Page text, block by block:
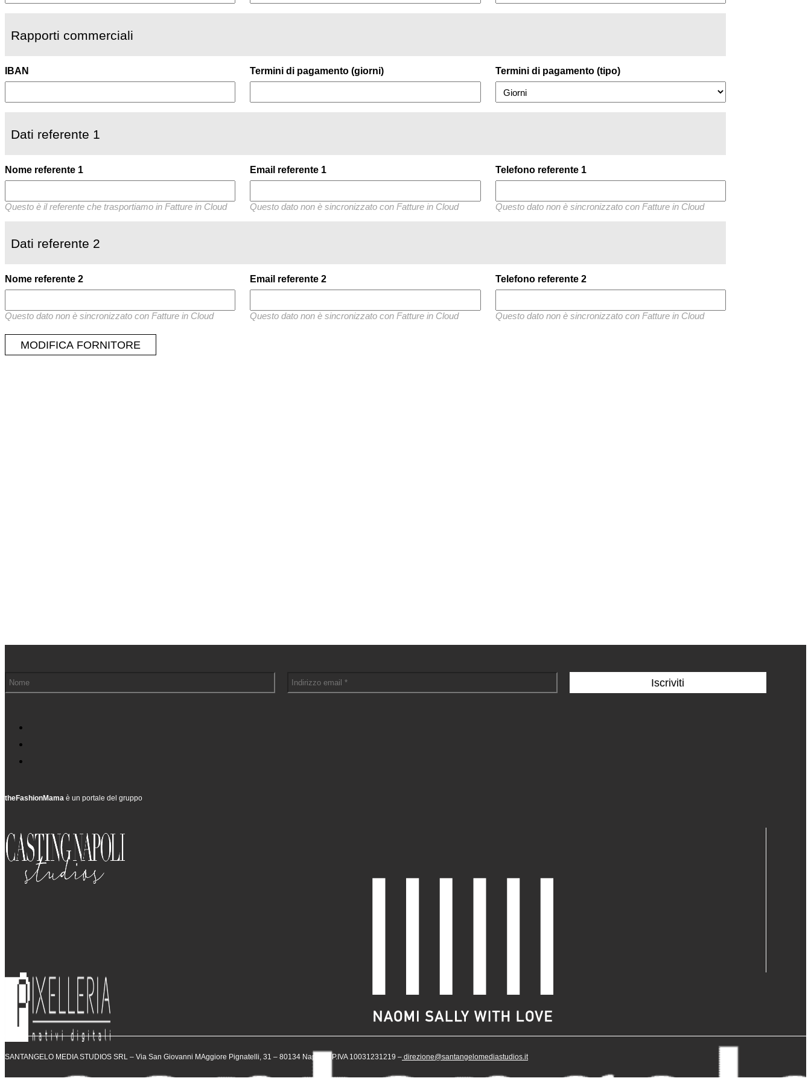
Rapporti commerciali
IBAN Termini di pagamento (giorni) Termini di pagamento (tipo)
Dati referente 1
Nome referente 1
Questo è il referente che trasportiamo in Fatture in Cloud
Email referente 1
Questo dato non è sincronizzato con Fatture in Cloud
Telefono referente 1
Questo dato non è sincronizzato con Fatture in Cloud
Dati referente 2
Nome referente 2
Questo dato non è sincronizzato con Fatture in Cloud
Email referente 2
Questo dato non è sincronizzato con Fatture in Cloud
Telefono referente 2
Questo dato non è sincronizzato con Fatture in Cloud
theFashionMama è un portale del gruppo
SANTANGELO MEDIA STUDIOS SRL – Via San Giovanni MAggiore Pignatelli, 31 – 80134 Napoli – P.IVA 10031231219 – direzione@santangelomediastudios.it